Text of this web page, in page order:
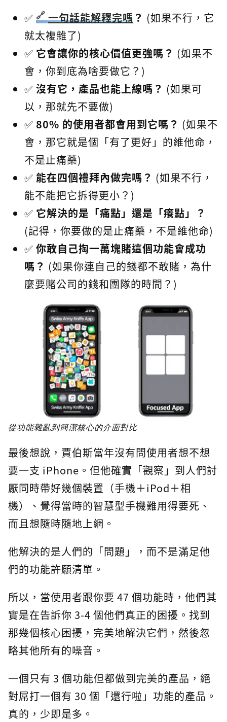
✅ 一句話能解釋完嗎？ (如果不行，它
就太複雜了)
✅ 它會讓你的核心價值更強嗎？ (如果不
會，你到底為啥要做它？)
✅ 沒有它，產品也能上線嗎？ (如果可
以，那就先不要做)
✅ 80% 的使用者都會用到它嗎？ (如果不
會，那它就是個「有了更好」的維他命，
不是止痛藥)
✅ 能在四個禮拜內做完嗎？ (如果不行，
能不能把它拆得更小？)
✅ 它解決的是「痛點」還是「癢點」？
(記得，你要做的是止痛藥，不是維他命)
✅ 你敢自己掏一萬塊賭這個功能會成功
嗎？ (如果你連自己的錢都不敢賭，為什
麼要賭公司的錢和團隊的時間？)
從功能雜亂到簡潔核心的介面對比
最後想說，賈伯斯當年沒有問使用者想不想
要一支 iPhone。但他確實「觀察」到人們討
厭同時帶好幾個裝置（手機＋iPod＋相
機）、覺得當時的智慧型手機難用得要死、
而且想隨時隨地上網。
他解決的是人們的「問題」，而不是滿足他
們的功能許願清單。
所以，當使用者跟你要 47 個功能時，他們其
實是在告訴你 3-4 個他們真正的困擾。找到
那幾個核心困擾，完美地解決它們，然後忽
略其他所有的噪音。
一個只有 3 個功能但都做到完美的產品，絕
對屌打一個有 30 個「還行啦」功能的產品。
真的，少即是多。